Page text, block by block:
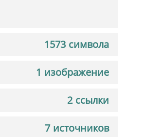
1573 символа
1 изображение
2 ссылки
7 источников